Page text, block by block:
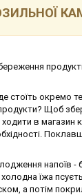
стоїть окремо
Щоб
ходити в магазин
напоїв -
їжа
а потім